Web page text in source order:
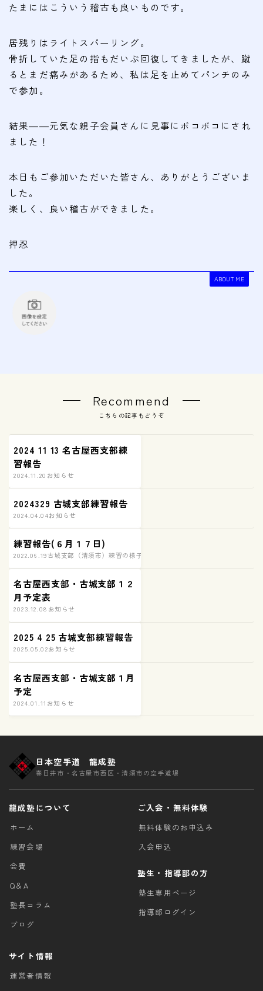
たまにはこういう稽古も良いものです。
居残りはライトスパーリング。
骨折していた足の指もだいぶ回復してきましたが、蹴
るとまだ痛みがあるため、私は足を止めてパンチのみ
で参加。
結果――元気な親子会員さんに見事にボコボコにされ
ました！
本日もご参加いただいた皆さん、ありがとうございま
した。
楽しく、良い稽古ができました。
押忍
ABOUT ME
Recommend
こちらの記事もどうぞ
2024 11 13 名古屋西支部練
習報告
2024.11.20 お知らせ
2024329 古城支部練習報告
2024.04.04お知らせ
練習報告(６月１７日)
2022.06.19古城支部（清須市）練習の様子
名古屋西支部・古城支部１２
月予定表
2023.12.08 お知らせ
2025 4 25 古城支部練習報告
2025.05.02お知らせ
名古屋西支部・古城支部１月
予定
2024.01.11 お知らせ
日本空手道 龍成塾
春日井市・名古屋市西区・清須市の空手道場
龍成塾について
ホーム
練習会場
会費
Q＆A
塾長コラム
ブログ
ご入会・無料体験
無料体験のお申込み
入会申込
塾生・指導部の方
塾生専用ページ
指導部ログイン
サイト情報
運営者情報